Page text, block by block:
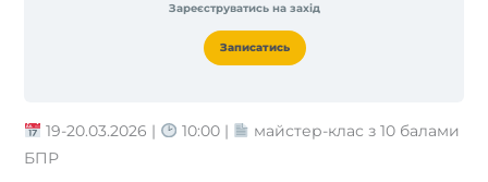
Зареєструватись на захід
Записатись
19-20.03.2026 | 10:00 |
майстер-клас з 10 балами
БПР